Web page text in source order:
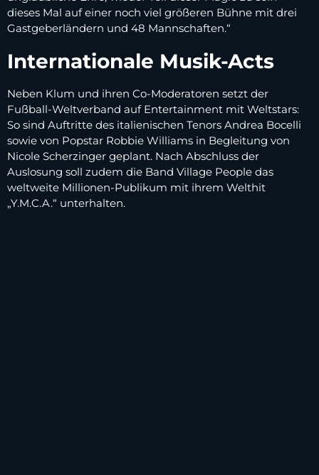
dieses Mal auf einer noch viel größeren Bühne mit drei
Gastgeberländern und 48 Mannschaften.“
Internationale Musik-Acts
Neben Klum und ihren Co-Moderatoren setzt der
Fußball-Weltverband auf Entertainment mit Weltstars:
So sind Auftritte des italienischen Tenors Andrea Bocelli
sowie von Popstar Robbie Williams in Begleitung von
Nicole Scherzinger geplant. Nach Abschluss der
Auslosung soll zudem die Band Village People das
weltweite Millionen-Publikum mit ihrem Welthit
„Y.M.C.A.“ unterhalten.